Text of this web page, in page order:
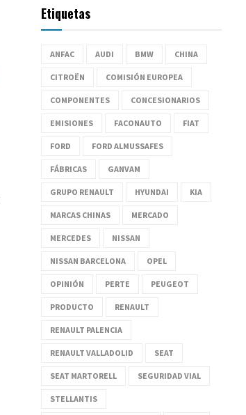
Etiquetas
ANFAC AUDI BMW CHINA
CITROËN COMISIÓN EUROPEA
COMPONENTES CONCESIONARIOS
EMISIONES FACONAUTO FIAT
FORD FORD ALMUSSAFES
FÁBRICAS GANVAM
GRUPO RENAULT HYUNDAI KIA
MARCAS CHINAS MERCADO
MERCEDES NISSAN
NISSAN BARCELONA OPEL
OPINIÓN PERTE PEUGEOT
PRODUCTO RENAULT
RENAULT PALENCIA
RENAULT VALLADOLID SEAT
SEAT MARTORELL SEGURIDAD VIAL
STELLANTIS